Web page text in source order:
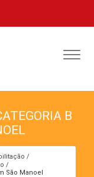
B
São Manoel